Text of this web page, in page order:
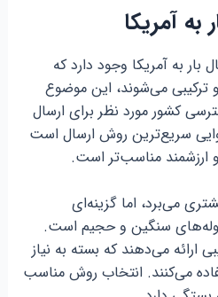
آمریکا
به آمریکا وجود دارد که
ترکیبی می‌شوند، این موضوع
کشور مورد نظر برای ارسال
سریع‌ترین روش ارسال است
مناسب‌تر است.
می‌برد، اما گزینه‌ای
سنگین و حجیم است.
می‌دهند که بسته به نیاز
می‌کنند. انتخاب روش مناسب